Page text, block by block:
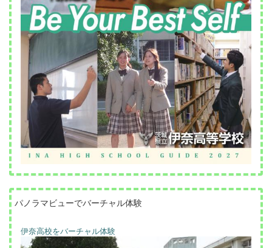
パノラマビューでバーチャル体験
伊奈高校をバーチャル体験